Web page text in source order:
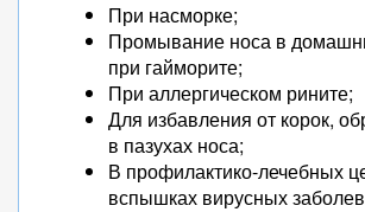
При насморке;
Промывание носа в
при гайморите;
При аллергическом рините;
Для избавления от корок,
в пазухах носа;
В профилактико-лечебных
вспышках вирусных